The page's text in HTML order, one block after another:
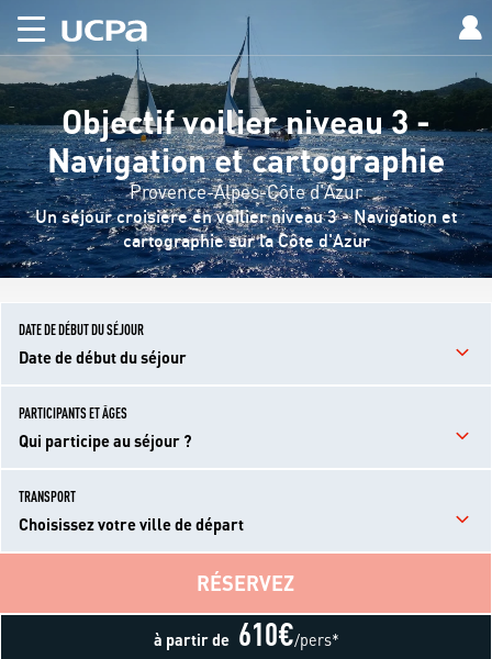
Objectif voilier niveau 3 -
Navigation et cartographie
Provence-Alpes-Côte d'Azur
Un séjour croisière en voilier niveau 3 - Navigation et
cartographie sur la Côte d'Azur
DATE DE DÉBUT DU SÉJOUR
Date de début du séjour
PARTICIPANTS ET ÂGES
Qui participe au séjour ?
TRANSPORT
Choisissez votre ville de départ
à partir de 610€/pers*
RÉSERVEZ